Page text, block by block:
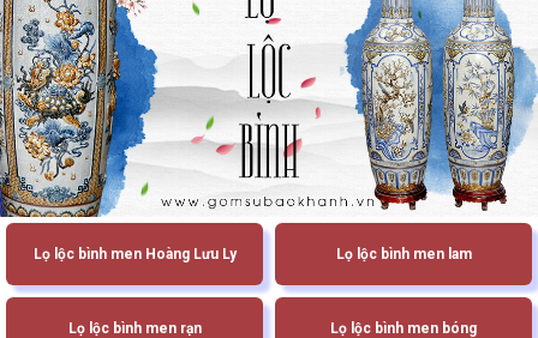
Lọ lộc bình men Hoàng Lưu Ly Lọ lộc bình men lam
Lọ lộc bình men rạn Lọ lộc bình men bóng